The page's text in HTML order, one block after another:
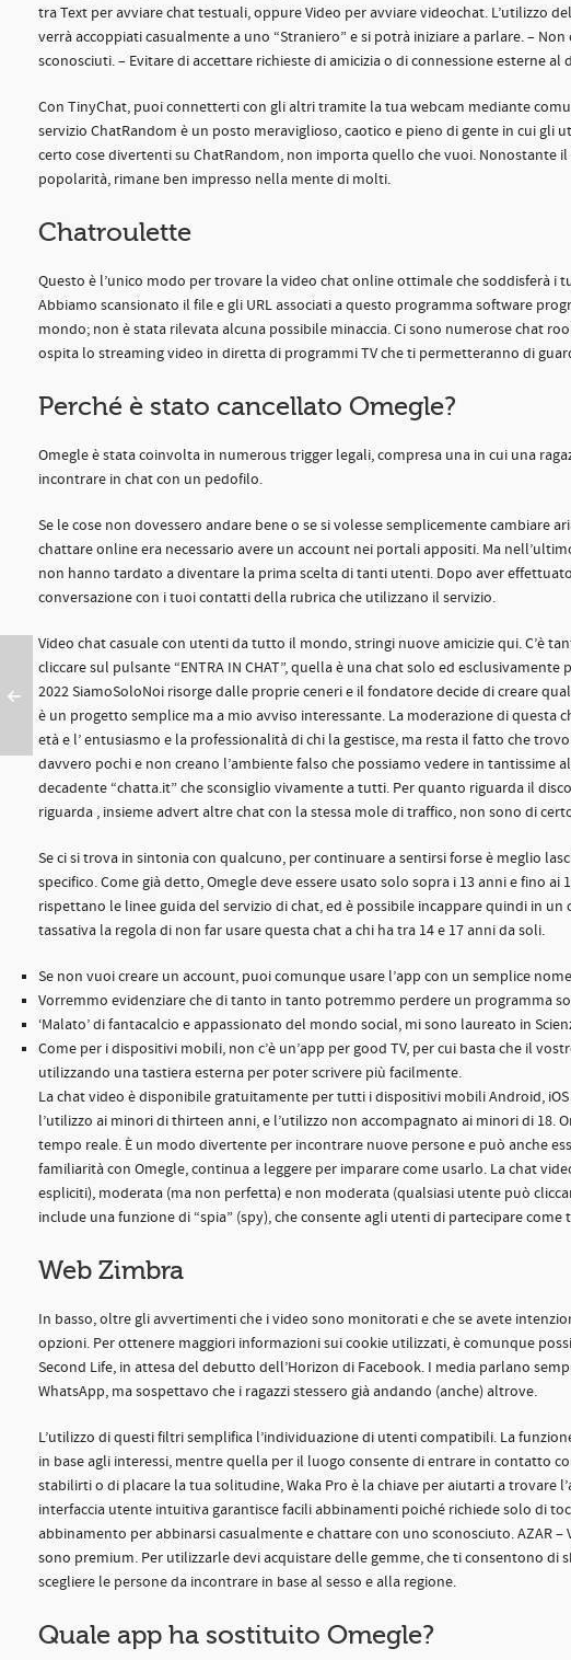
tra Text per avviare chat testuali, oppure Video per avviare videochat. L’utilizzo
verrà accoppiati casualmente a uno “Straniero” e si potrà iniziare a parlare. –
sconosciuti. – Evitare di accettare richieste di amicizia o di connessione esterne
Con TinyChat, puoi connetterti con gli altri tramite la tua webcam mediante
servizio ChatRandom è un posto meraviglioso, caotico e pieno di gente in cui
certo cose divertenti su ChatRandom, non importa quello che vuoi. Nonostante
popolarità, rimane ben impresso nella mente di molti.
Chatroulette
Questo è l’unico modo per trovare la video chat online ottimale che soddisferà
Abbiamo scansionato il file e gli URL associati a questo programma software
mondo; non è stata rilevata alcuna possibile minaccia. Ci sono numerose chat
ospita lo streaming video in diretta di programmi TV che ti permetteranno di
Perché è stato cancellato Omegle?
Omegle è stata coinvolta in numerous trigger legali, compresa una in cui una
incontrare in chat con un pedofilo.
Se le cose non dovessero andare bene o se si volesse semplicemente cambiare
chattare online era necessario avere un account nei portali appositi. Ma
non hanno tardato a diventare la prima scelta di tanti utenti. Dopo aver
conversazione con i tuoi contatti della rubrica che utilizzano il servizio.
Video chat casuale con utenti da tutto il mondo, stringi nuove amicizie qui. C’è
cliccare sul pulsante “ENTRA IN CHAT”, quella è una chat solo ed
2022 SiamoSoloNoi risorge dalle proprie ceneri e il fondatore decide di creare
è un progetto semplice ma a mio avviso interessante. La moderazione di questa
età e l’ entusiasmo e la professionalità di chi la gestisce, ma resta il fatto che
davvero pochi e non creano l’ambiente falso che possiamo vedere in
decadente “chatta.it” che sconsiglio vivamente a tutti. Per quanto riguarda il
riguarda , insieme advert altre chat con la stessa mole di traffico, non sono di certo
Se ci si trova in sintonia con qualcuno, per continuare a sentirsi forse è meglio
specifico. Come già detto, Omegle deve essere usato solo sopra i 13 anni e fino
rispettano le linee guida del servizio di chat, ed è possibile incappare quindi in
tassativa la regola di non far usare questa chat a chi ha tra 14 e 17 anni da soli.
Se non vuoi creare un account, puoi comunque usare l’app con un semplice
Vorremmo evidenziare che di tanto in tanto potremmo perdere un programma
‘Malato’ di fantacalcio e appassionato del mondo social, mi sono laureato in
Come per i dispositivi mobili, non c’è un’app per good TV, per cui basta che il
utilizzando una tastiera esterna per poter scrivere più facilmente.
La chat video è disponibile gratuitamente per tutti i dispositivi mobili Android,
l’utilizzo ai minori di thirteen anni, e l’utilizzo non accompagnato ai minori di 18.
tempo reale. È un modo divertente per incontrare nuove persone e può anche
familiarità con Omegle, continua a leggere per imparare come usarlo. La chat
espliciti), moderata (ma non perfetta) e non moderata (qualsiasi utente può
include una funzione di “spia” (spy), che consente agli utenti di partecipare
Web Zimbra
In basso, oltre gli avvertimenti che i video sono monitorati e che se avete
opzioni. Per ottenere maggiori informazioni sui cookie utilizzati, è comunque
Second Life, in attesa del debutto dell’Horizon di Facebook. I media parlano
WhatsApp, ma sospettavo che i ragazzi stessero già andando (anche) altrove.
L’utilizzo di questi filtri semplifica l’individuazione di utenti compatibili. La
in base agli interessi, mentre quella per il luogo consente di entrare in contatto
stabilirti o di placare la tua solitudine, Waka Pro è la chiave per aiutarti a trovare
interfaccia utente intuitiva garantisce facili abbinamenti poiché richiede solo di
abbinamento per abbinarsi casualmente e chattare con uno sconosciuto. AZAR
sono premium. Per utilizzarle devi acquistare delle gemme, che ti consentono
scegliere le persone da incontrare in base al sesso e alla regione.
Quale app ha sostituito Omegle?